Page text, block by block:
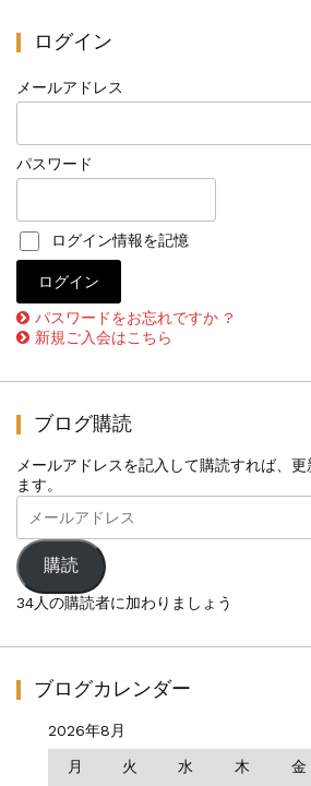
ログイン
メールアドレス
パスワード
ログイン情報を記憶
パスワードをお忘れですか ?
新規ご入会はこちら
ブログ購読
メールアドレスを記入して購読すれば、
ます。
メ
ー
ル
ア
ド
レ
購読
34人の購読者に加わりましょう
ブログカレンダー
2026年8月
月 火 水 木 金